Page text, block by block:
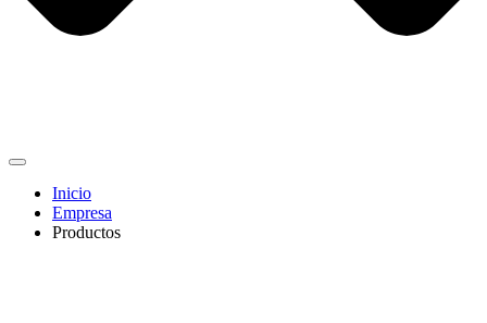
Inicio
Empresa
Productos